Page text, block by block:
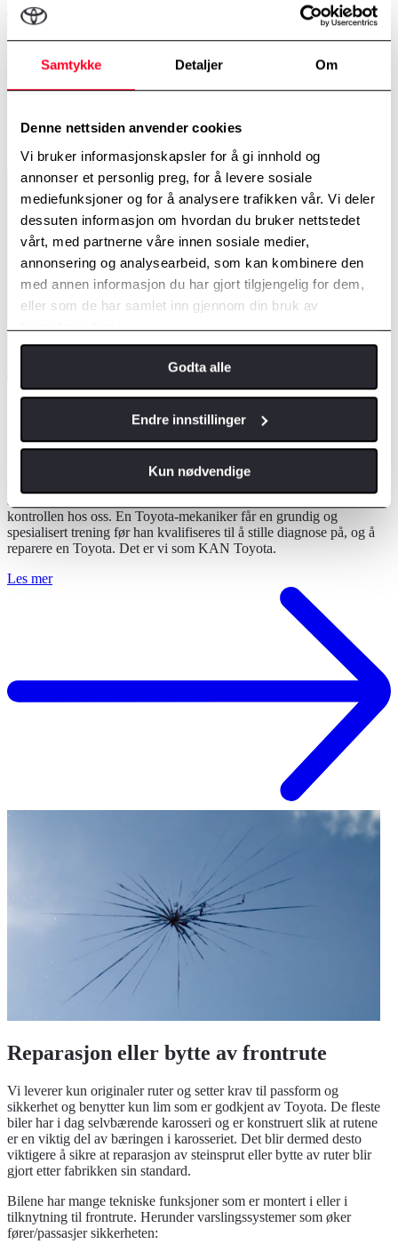
Samtykke Detaljer Om
Denne nettsiden anvender cookies
Vi bruker informasjonskapsler for å gi innhold og
annonser et personlig preg, for å levere sosiale
mediefunksjoner og for å analysere trafikken vår. Vi deler
dessuten informasjon om hvordan du bruker nettstedet
vårt, med partnerne våre innen sosiale medier,
annonsering og analysearbeid, som kan kombinere den
med annen informasjon du har gjort tilgjengelig for dem,
eller som de har samlet inn gjennom din bruk av
tjenestene deres.
Godta alle
Endre innstillinger
Kun nødvendige
Toyota Hybrid helsesjekk
at du har rett programvare til din Hybridmodells elektroniske
kostnad, som en del av Toyota Originalservice hos oss.
Les mer
Alle personbiler kalles inn til EU-kontroll (Periodisk
kjøretøykontroll) fire år etter førstegangs registrering og deretter
annethvert år. Kontrollen er omfattende for å sikre at bilen oppfyller
sikkerhets- og miljøkravene som gjelder. Det lønner seg å ta EU-
kontrollen hos oss. En Toyota-mekaniker får en grundig og
spesialisert trening før han kvalifiseres til å stille diagnose på, og å
reparere en Toyota. Det er vi som KAN Toyota.
Les mer
Reparasjon eller bytte av frontrute
Vi leverer kun originaler ruter og setter krav til passform og
sikkerhet og benytter kun lim som er godkjent av Toyota. De fleste
biler har i dag selvbærende karosseri og er konstruert slik at rutene
er en viktig del av bæringen i karosseriet. Det blir dermed desto
viktigere å sikre at reparasjon av steinsprut eller bytte av ruter blir
gjort etter fabrikken sin standard.
Bilene har mange tekniske funksjoner som er montert i eller i
tilknytning til frontrute. Herunder varslingssystemer som øker
fører/passasjer sikkerheten: